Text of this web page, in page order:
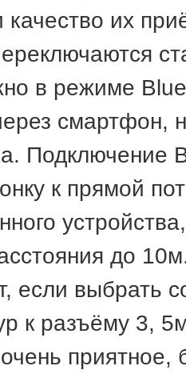
их
в режиме
смартфон,
Подключение
к прямой
до
если выбрать
к разъёму 3,
очень